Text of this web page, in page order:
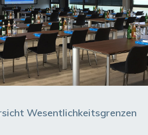
Wesentlichkeitsgrenzen